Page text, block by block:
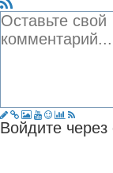
Войдите